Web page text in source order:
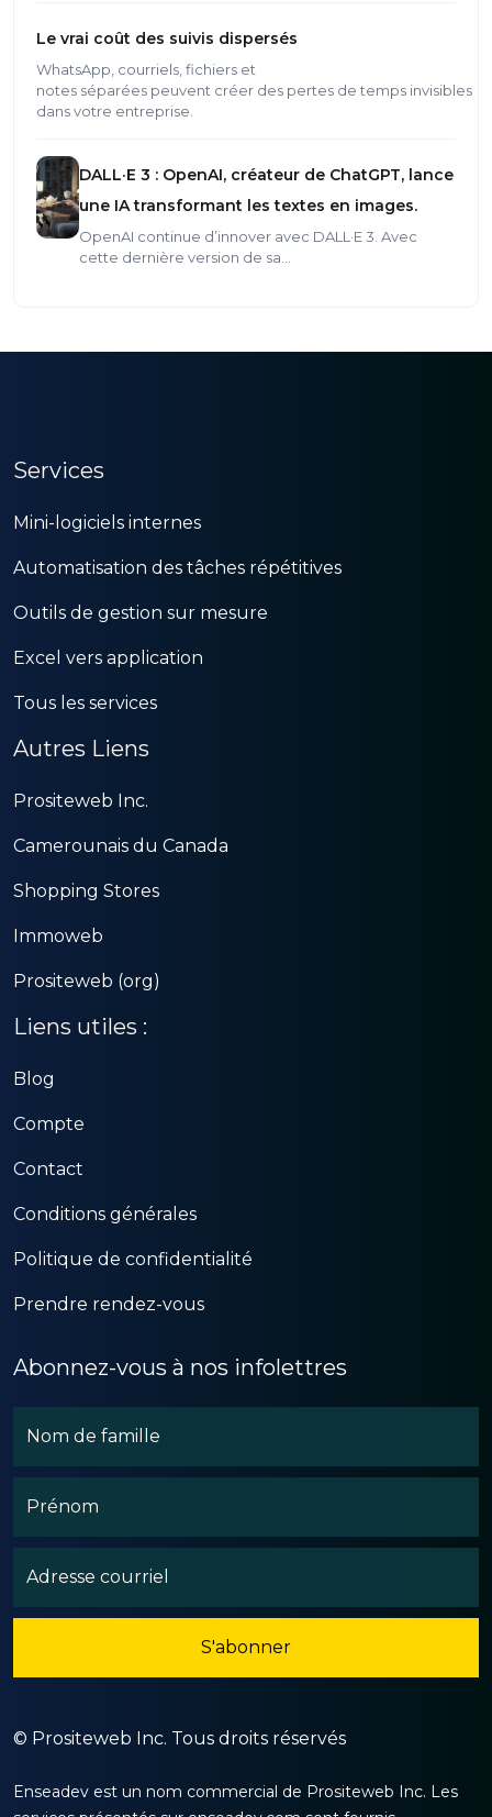
Le vrai coût des suivis dispersés
WhatsApp, courriels, fichiers et
notes séparées peuvent créer des pertes de temps invisibles
dans votre entreprise.
DALL·E 3 : OpenAI, créateur de ChatGPT, lance
une IA transformant les textes en images.
OpenAI continue d’innover avec DALL·E 3. Avec
cette dernière version de sa…
Services
Mini-logiciels internes
Automatisation des tâches répétitives
Outils de gestion sur mesure
Excel vers application
Tous les services
Autres Liens
Prositeweb Inc.
Camerounais du Canada
Shopping Stores
Immoweb
Prositeweb (org)
Liens utiles :
Blog
Compte
Contact
Conditions générales
Politique de confidentialité
Prendre rendez-vous
Abonnez-vous à nos infolettres
© Prositeweb Inc. Tous droits réservés
Enseadev est un nom commercial de Prositeweb Inc. Les